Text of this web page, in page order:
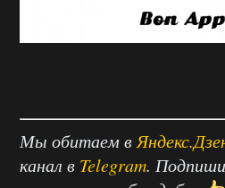
Мы обитаем в
канал в Telegram.